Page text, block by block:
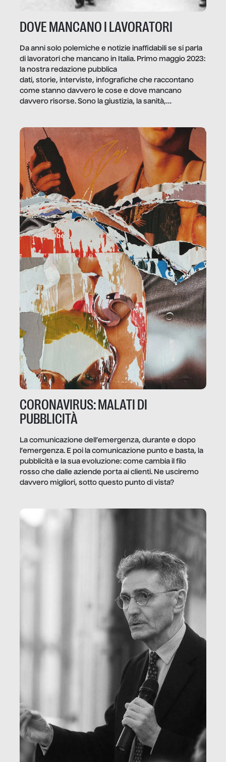
DOVE MANCANO I LAVORATORI
Da anni solo polemiche e notizie inaffidabili se si parla
di lavoratori che mancano in Italia. Primo maggio 2023:
la nostra redazione pubblica
dati, storie, interviste, infografiche che raccontano
come stanno davvero le cose e dove mancano
davvero risorse. Sono la giustizia, la sanità,
CORONAVIRUS: MALATI DI
PUBBLICITÀ
La comunicazione dell’emergenza, durante e dopo
l’emergenza. E poi la comunicazione punto e basta, la
pubblicità e la sua evoluzione: come cambia il filo
rosso che dalle aziende porta ai clienti. Ne usciremo
davvero migliori, sotto questo punto di vista?